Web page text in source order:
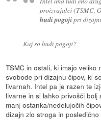
proizvajalci (TSMC,
hudi pogojipri
Kaj so hudi pogoji?
TSMC in ostali, ki imajo
svobode pri dizajnu čipov, ki
livarnah. Intel pa je razen te
livarne in si lahko privošči
manj ostanka/nedelujočih
dizajn zlo stroga in